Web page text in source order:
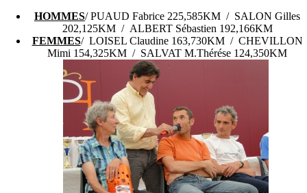
HOMMES/ PUAUD Fabrice 225,585KM / SALON Gilles
202,125KM / ALBERT Sébastien 192,166KM
FEMMES/ LOISEL Claudine 163,730KM / CHEVILLON
Mimi 154,325KM / SALVAT M.Thérése 124,350KM